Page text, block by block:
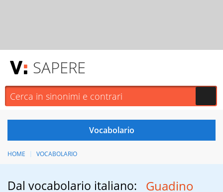
SAPERE
HOME VOCABOLARIO
Dal vocabolario italiano: Guadino